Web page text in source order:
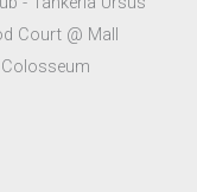
Court @ Mall
Colosseum